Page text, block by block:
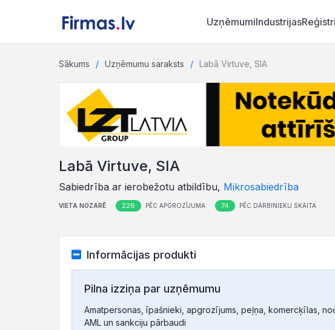
UzņēmumiIndustrijasReģistri
Sākums Uzņēmumu saraksts Labā Virtuve, SIA
Labā Virtuve, SIA
Sabiedrība ar ierobežotu atbildību, Mikrosabiedrība
VIETA NOZARĒ 226 PĒC APGROZĪJUMA 74 PĒC DARBINIEKU SKAITA
Informācijas produkti
Pilna izziņa par uzņēmumu
Amatpersonas, īpašnieki, apgrozījums, peļņa, komercķīlas,
AML un sankciju pārbaudi